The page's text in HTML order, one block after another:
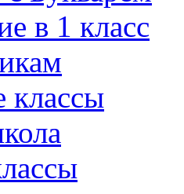
в 1 класс
классы